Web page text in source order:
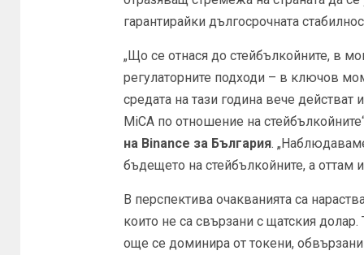
гарантирайки дългосрочната
„Що се отнася до стейбълкойните, в
регулаторните подходи – в ключов
средата на тази година вече действат
MiCA по отношение на
на Binance за България.
бъдещето на стейбълкойните, а оттам
В перспектива очакванията са
които не са свързани с щатския
още се доминира от токени,